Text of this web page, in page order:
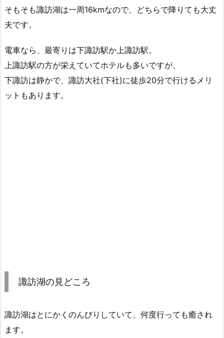
そもそも諏訪湖は一周16kmなので、どちらで降りても大丈
夫です。
電車なら、最寄りは下諏訪駅か上諏訪駅。
上諏訪駅の方が栄えていてホテルも多いですが、
下諏訪は静かで、諏訪大社(下社)に徒歩20分で行けるメリ
ットもあります。
諏訪湖の見どころ
諏訪湖はとにかくのんびりしていて、何度行っても癒され
ます。